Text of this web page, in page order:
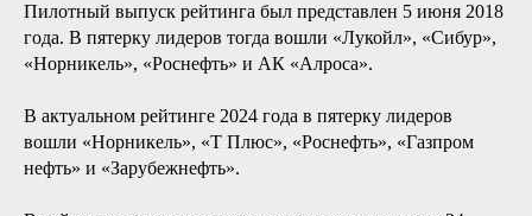
Пилотный выпуск рейтинга был представлен 5 июня 2018
года. В пятерку лидеров тогда вошли «Лукойл», «Сибур»,
«Норникель», «Роснефть» и АК «Алроса».
В актуальном рейтинге 2024 года в пятерку лидеров
вошли «Норникель», «Т Плюс», «Роснефть», «Газпром
нефть» и «Зарубежнефть».